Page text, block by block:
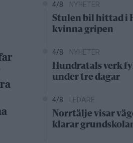
4/8 NYHETER
Stulen bil hittad i
kvinna gripen
4/8 NYHETER
Hundratals verk
under tre dagar
4/8 LEDARE
Norrtälje visar
klarar